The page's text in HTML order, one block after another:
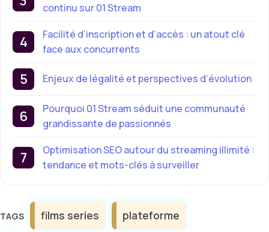
continu sur 01 Stream
Facilité d’inscription et d’accès : un atout clé
face aux concurrents
Enjeux de légalité et perspectives d’évolution
Pourquoi 01 Stream séduit une communauté
grandissante de passionnés
Optimisation SEO autour du streaming illimité :
tendance et mots-clés à surveiller
Étiquettes
films series plateforme